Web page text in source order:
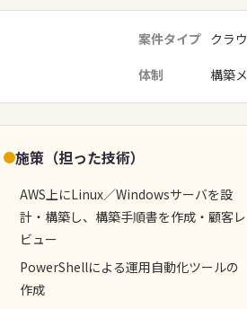
案件タイプ クラ
体制 構築
施策（担った技術）
AWS上にLinux／Windowsサーバを設
計・構築し、構築手順書を作成・顧客レ
ビュー
PowerShellによる運用自動化ツールの
作成